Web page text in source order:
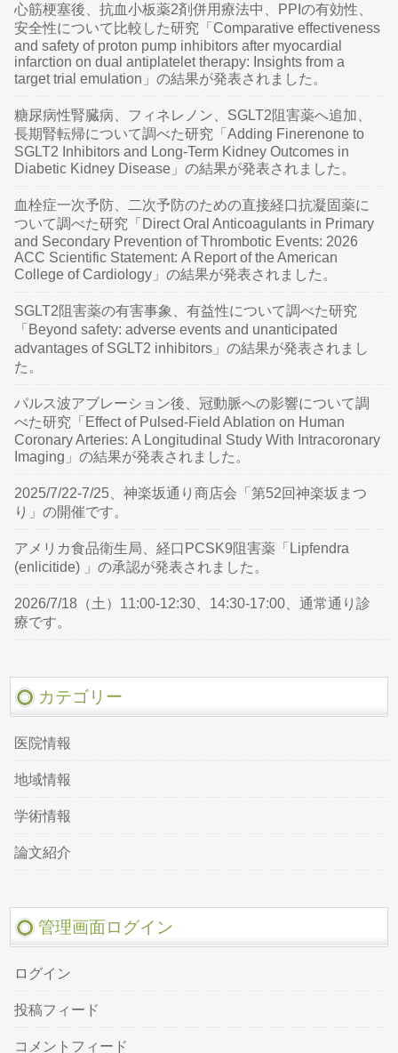
心筋梗塞後、抗血小板薬2剤併用療法中、PPIの有効性、
安全性について比較した研究「Comparative effectiveness
and safety of proton pump inhibitors after myocardial
infarction on dual antiplatelet therapy: Insights from a
target trial emulation」の結果が発表されました。
糖尿病性腎臓病、フィネレノン、SGLT2阻害薬へ追加、
長期腎転帰について調べた研究「Adding Finerenone to
SGLT2 Inhibitors and Long-Term Kidney Outcomes in
Diabetic Kidney Disease」の結果が発表されました。
血栓症一次予防、二次予防のための直接経口抗凝固薬に
ついて調べた研究「Direct Oral Anticoagulants in Primary
and Secondary Prevention of Thrombotic Events: 2026
ACC Scientific Statement: A Report of the American
College of Cardiology」の結果が発表されました。
SGLT2阻害薬の有害事象、有益性について調べた研究
「Beyond safety: adverse events and unanticipated
advantages of SGLT2 inhibitors」の結果が発表されまし
た。
パルス波アブレーション後、冠動脈への影響について調
べた研究「Effect of Pulsed-Field Ablation on Human
Coronary Arteries: A Longitudinal Study With Intracoronary
Imaging」の結果が発表されました。
2025/7/22-7/25、神楽坂通り商店会「第52回神楽坂まつ
り」の開催です。
アメリカ食品衛生局、経口PCSK9阻害薬「Lipfendra
(enlicitide) 」の承認が発表されました。
2026/7/18（土）11:00-12:30、14:30-17:00、通常通り診
療です。
カテゴリー
医院情報
地域情報
学術情報
論文紹介
管理画面ログイン
ログイン
投稿フィード
コメントフィード